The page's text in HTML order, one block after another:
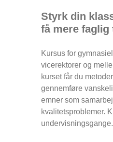
Styrk din
få mere faglig
Kursus for
vicerektorer og
kurset får du
gennemføre
emner som
kvalitetsproblemer.
undervisningsgange.